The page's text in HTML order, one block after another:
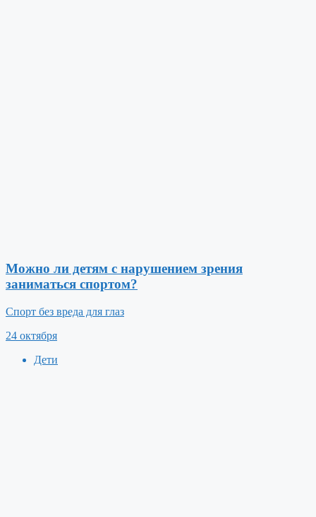
Можно ли детям с нарушением зрения
заниматься спортом?
Спорт без вреда для глаз
24 октября
Дети